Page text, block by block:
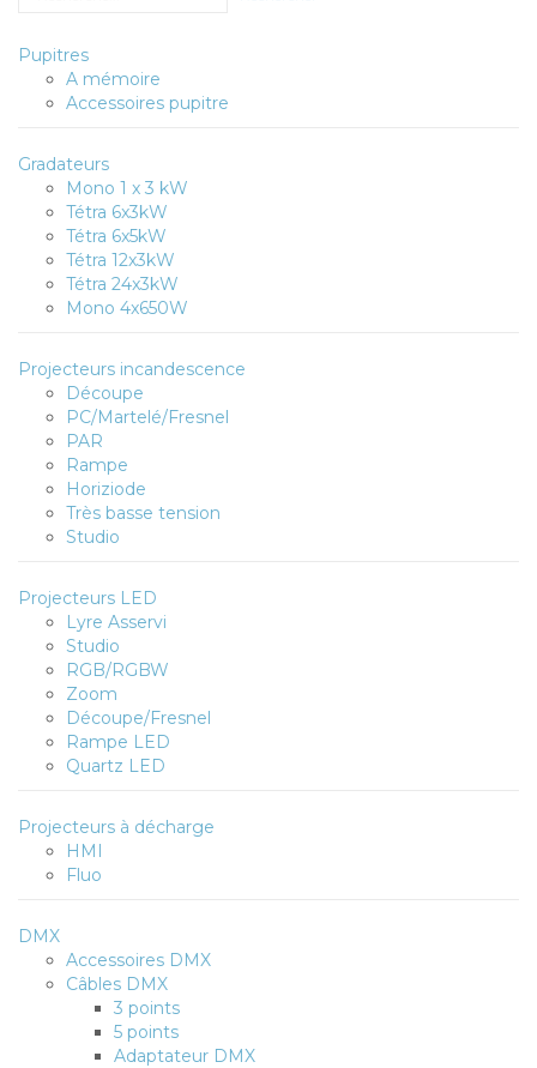
Pupitres
A mémoire
Accessoires pupitre
Gradateurs
Mono 1 x 3 kW
Tétra 6x3kW
Tétra 6x5kW
Tétra 12x3kW
Tétra 24x3kW
Mono 4x650W
Projecteurs incandescence
Découpe
PC/Martelé/Fresnel
PAR
Rampe
Horiziode
Très basse tension
Studio
Projecteurs LED
Lyre Asservi
Studio
RGB/RGBW
Zoom
Découpe/Fresnel
Rampe LED
Quartz LED
Projecteurs à décharge
HMI
Fluo
DMX
Accessoires DMX
Câbles DMX
3 points
5 points
Adaptateur DMX